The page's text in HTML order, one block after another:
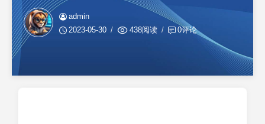
admin
2023-05-30
438阅读 0评论